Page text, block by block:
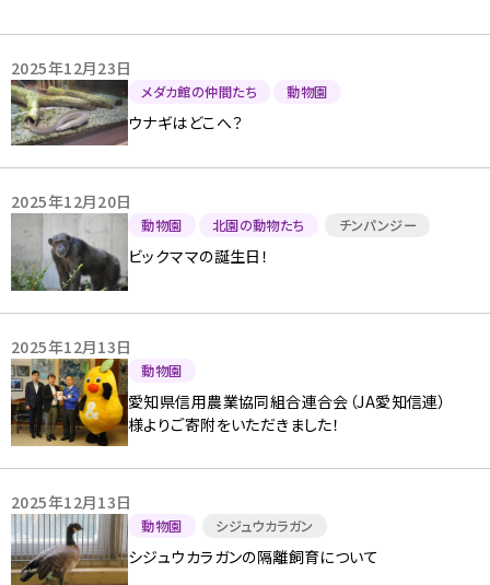
Follow
2025年12月23日
メダカ館の仲間たち 動物園
ウナギはどこへ？
2025年12月20日
動物園 北園の動物たち チンパンジー
ビックママの誕生日！
2025年12月13日
動物園
愛知県信用農業協同組合連合会（JA愛知信連）
様よりご寄附をいただきました！
2025年12月13日
動物園 シジュウカラガン
シジュウカラガンの隔離飼育について